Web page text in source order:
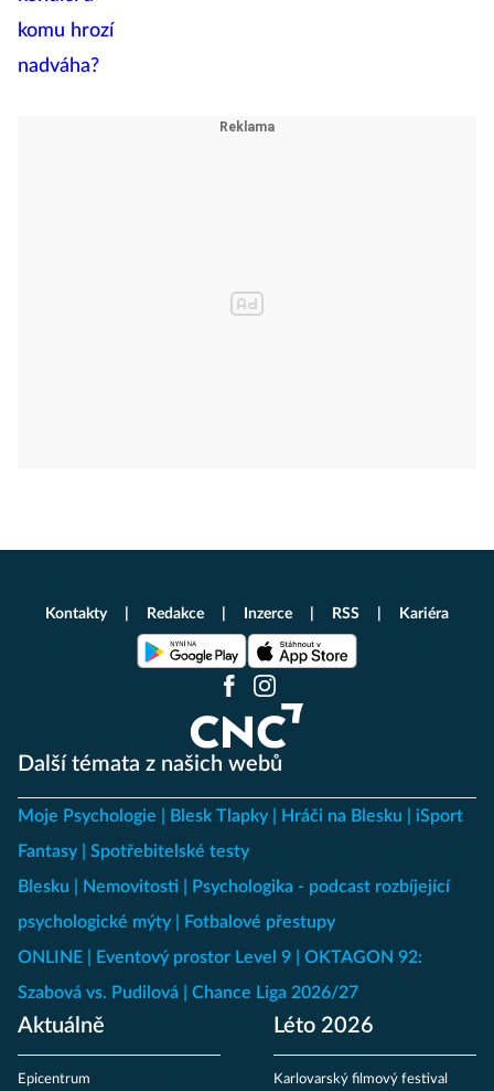
Další témata z našich webů
Moje Psychologie Blesk Tlapky Hráči na Blesku
iSport
Fantasy
Spotřebitelské testy
Blesku
Nemovitosti
Psychologika - podcast rozbíjející
psychologické mýty
Fotbalové přestupy
ONLINE
Eventový prostor Level 9
OKTAGON 92:
Szabová vs. Pudilová
Chance Liga 2026/27
Aktuálně
Epicentrum
Léto 2026
Karlovarský filmový festival
Kontakty Redakce Inzerce RSS Kariéra